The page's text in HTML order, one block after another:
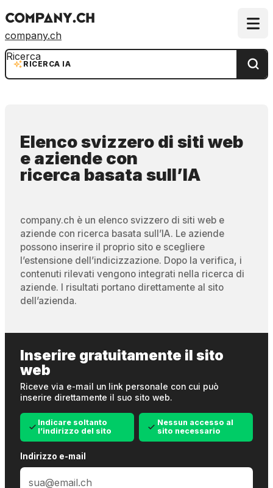
company.ch
RICERCA IA
Ricerca
Elenco svizzero di siti web
e aziende con
ricerca basata sull’IA
company.ch è un elenco svizzero di siti web e
aziende con ricerca basata sull’IA. Le aziende
possono inserire il proprio sito e scegliere
l’estensione dell’indicizzazione. Dopo la verifica, i
contenuti rilevati vengono integrati nella ricerca di
aziende. I risultati portano direttamente al sito
dell’azienda.
Inserire gratuitamente il sito
web
Riceve via e-mail un link personale con cui può
inserire direttamente il suo sito web.
Indicare soltanto
l’indirizzo del sito
Nessun accesso al
sito necessario
Indirizzo e-mail